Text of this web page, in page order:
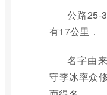
公路25-
有17公里．
名字由
守李冰率众